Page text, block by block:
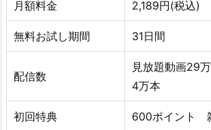
月額料金 2,189円(税込)
無料お試し期間 31日間
配信数
見放題動画29
4万本
初回特典 600ポイント